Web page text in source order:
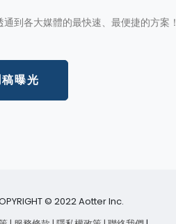
到各大媒體的最快速、最便捷的方案！
曝光
© 2022 Aotter Inc.